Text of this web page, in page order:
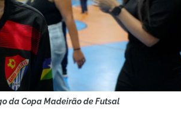
da Copa Madeirão de Futsal